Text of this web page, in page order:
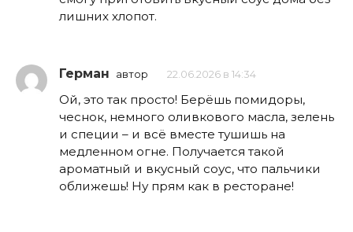
лишних хлопот.
Герман автор 22.06.2026 в 14:34
Ой, это так просто! Берёшь помидоры,
чеснок, немного оливкового масла, зелень
и специи – и всё вместе тушишь на
медленном огне. Получается такой
ароматный и вкусный соус, что пальчики
оближешь! Ну прям как в ресторане!